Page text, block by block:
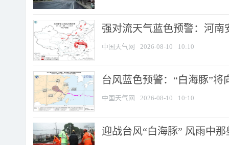
强对流天气蓝色预警：河南
中国天气网 2026-08-10 10:10
台风蓝色预警：“白海豚”
中国天气网 2026-08-10 10:10
迎战台风“白海豚” 风雨中